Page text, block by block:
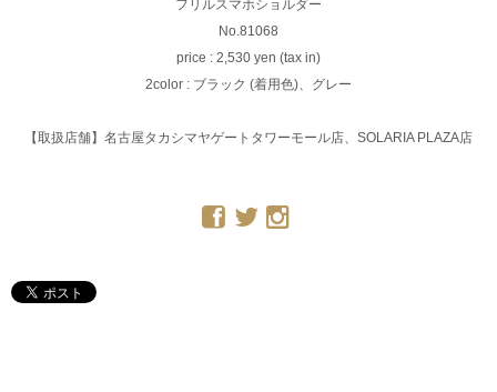
フリルスマホショルダー
No.81068
price : 2,530 yen (tax in)
2color : ブラック (着用色)、グレー
【取扱店舗】名古屋タカシマヤゲートタワーモール店、SOLARIA PLAZA店